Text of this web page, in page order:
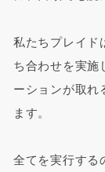
私たちプレイド
ち合わせを実施
ーションが取れ
ます。
全てを実行する